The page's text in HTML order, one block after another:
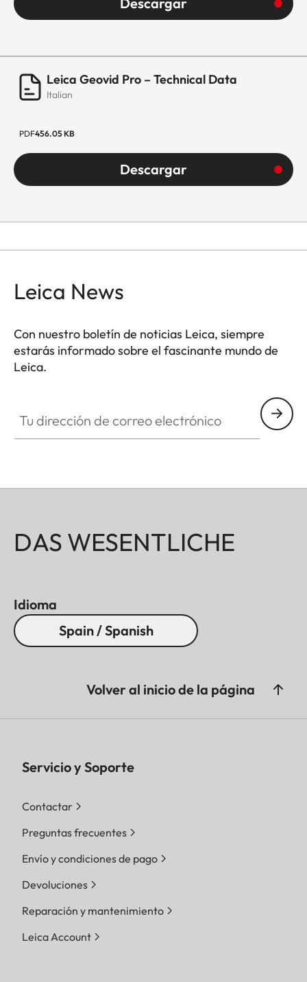
Leica Geovid Pro – Technical Data
Italian
PDF456.05 KB
Descargar
Leica News
Con nuestro boletín de noticias Leica, siempre
estarás informado sobre el fascinante mundo de
Leica.
DAS WESENTLICHE
Idioma
Spain / Spanish
Volver al inicio de la página
Servicio y Soporte
Contactar
Preguntas frecuentes
Envío y condiciones de pago
Devoluciones
Reparación y mantenimiento
Leica Account